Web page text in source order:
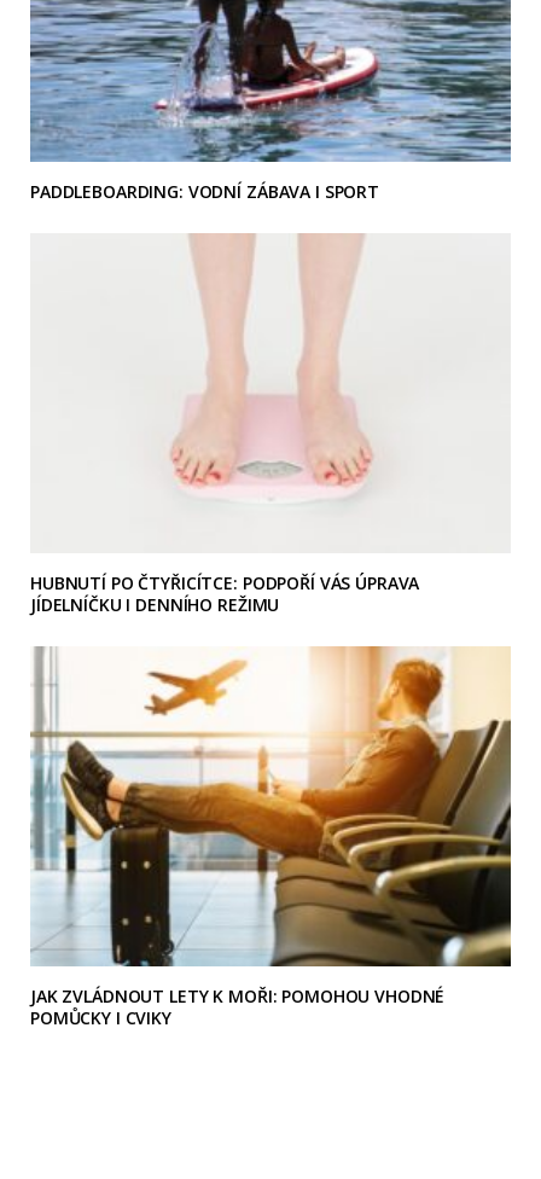
PADDLEBOARDING: VODNÍ ZÁBAVA I SPORT
HUBNUTÍ PO ČTYŘICÍTCE: PODPOŘÍ VÁS ÚPRAVA
JÍDELNÍČKU I DENNÍHO REŽIMU
JAK ZVLÁDNOUT LETY K MOŘI: POMOHOU VHODNÉ
POMŮCKY I CVIKY